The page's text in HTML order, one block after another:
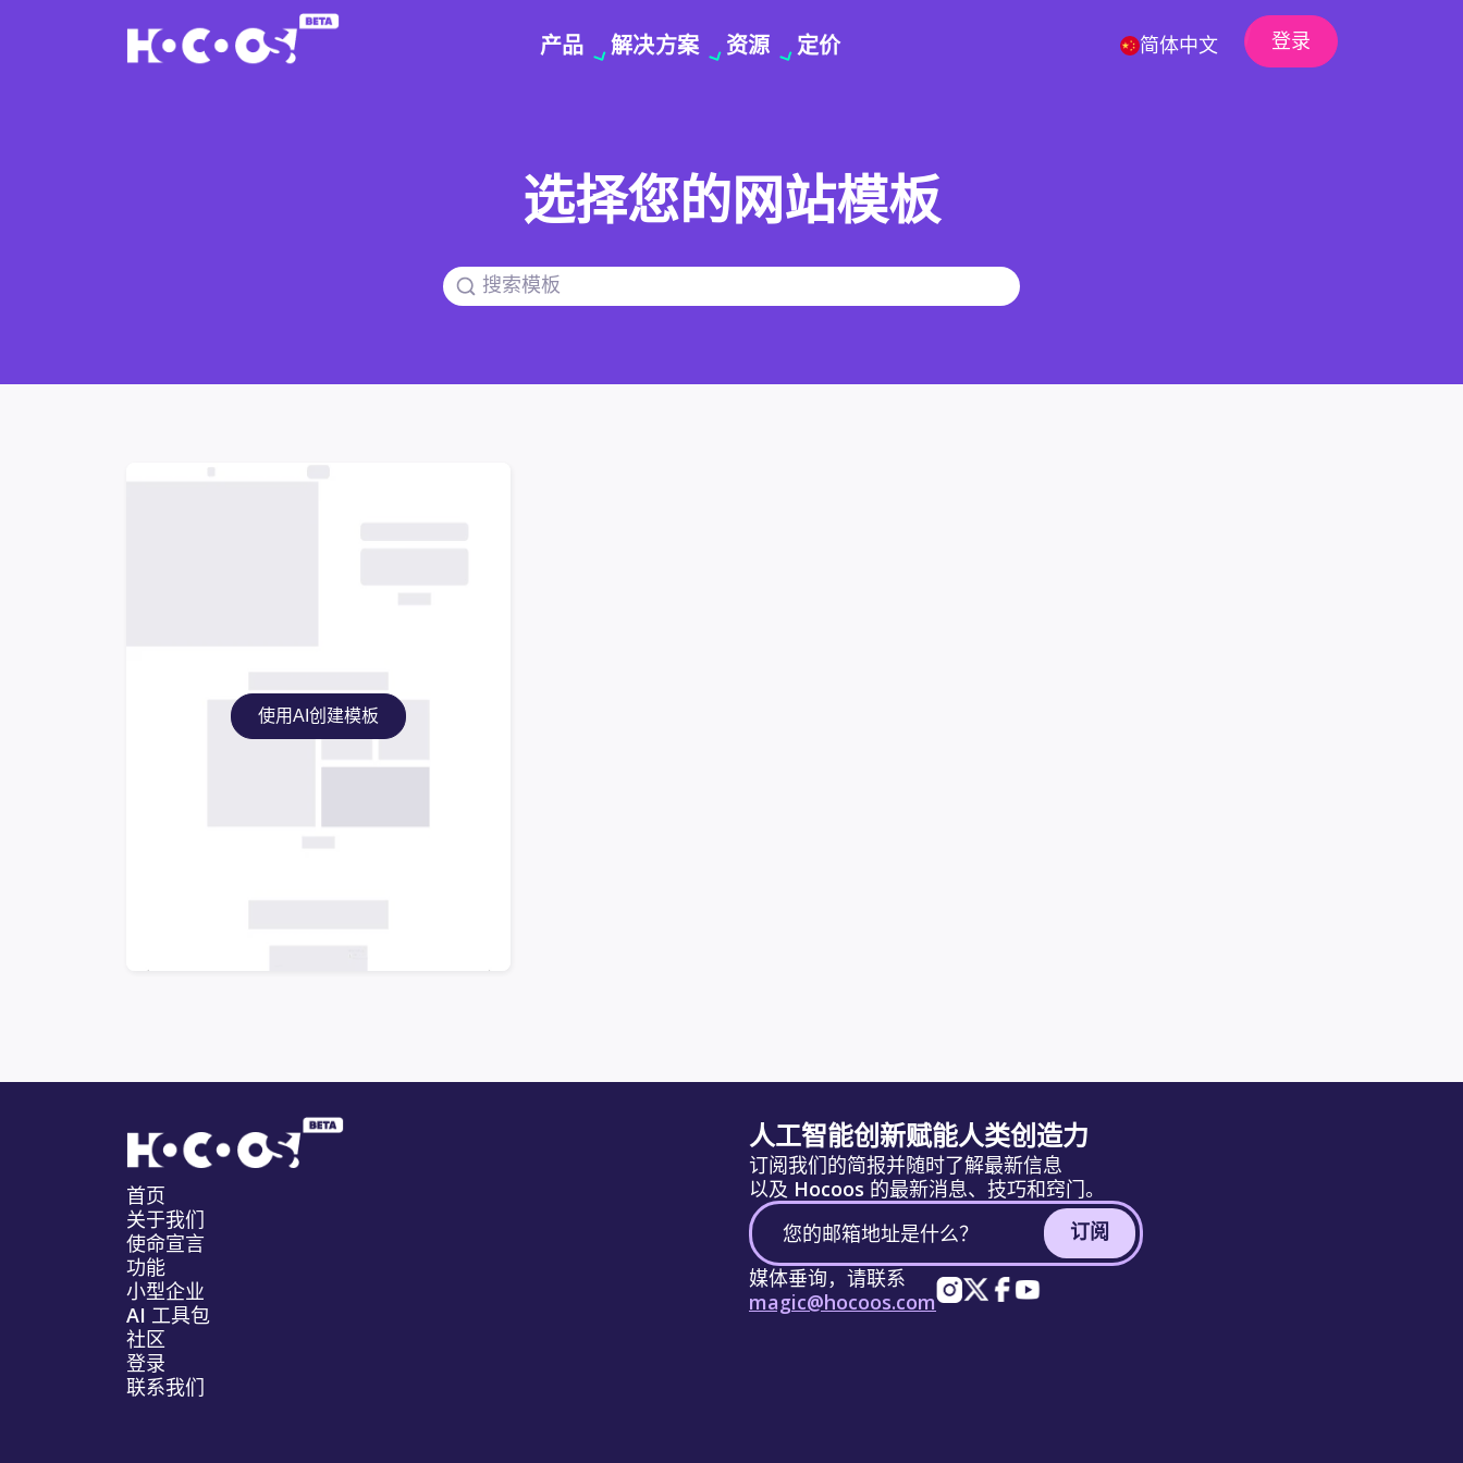
产品 解决方案 资源 定价 简体中文 登录
选择您的网站模板
使用AI创建模板
首页
关于我们
使命宣言
功能
小型企业
AI 工具包
社区
登录
联系我们
人工智能创新赋能人类创造力
订阅我们的简报并随时了解最新信息
以及 Hocoos 的最新消息、技巧和窍门。
订阅
媒体垂询，请联系
magic@hocoos.com